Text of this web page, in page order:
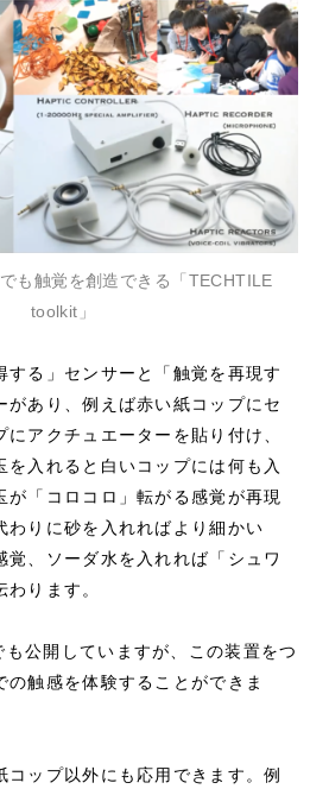
も触覚を創造できる「TECHTILE
toolkit」
する」センサーと「触覚を再現す
があり、例えば赤い紙コップにセ
にアクチュエーターを貼り付け、
を入れると白いコップには何も入
が「コロコロ」転がる感覚が再現
わりに砂を入れればより細かい
覚、ソーダ水を入れれば「シュワ
ります。
も公開していますが、この装置をつ
の触感を体験することができま
コップ以外にも応用できます。例